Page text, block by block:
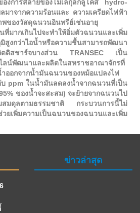
องการสลายของโมเลกุลกลูโคส hydro-
มาจากความร้อนและ ความเครียดไฟฟ้า
พของวัสดุฉนวนอินทรีย์เช่นอายุ
กเกินไปจะทำให้อิ่มตัวฉนวนและเพิ่ม
กว่าไอน้ำหรือความชื้นสามารถพัฒนา
เกิดดิสชาร์จบางส่วน TRANSEC เป็น
ลน์พัฒนาและผลิตในสหราชอาณาจักรที่
ำออกจากน้ำมันฉนวนของหม้อแปลงไฟ
บ ppm ในน้ำมันลดลงน้ำจากฉนวนที่เป็น
ของน้ำจะสะสม) จะย้ายจากฉนวนไป
มสมดุลตามธรรมชาติ กระบวนการนี้ไม่
ยเพิ่มความเป็นฉนวนของฉนวนและเพิ่ม
ข่าวล่าสุด